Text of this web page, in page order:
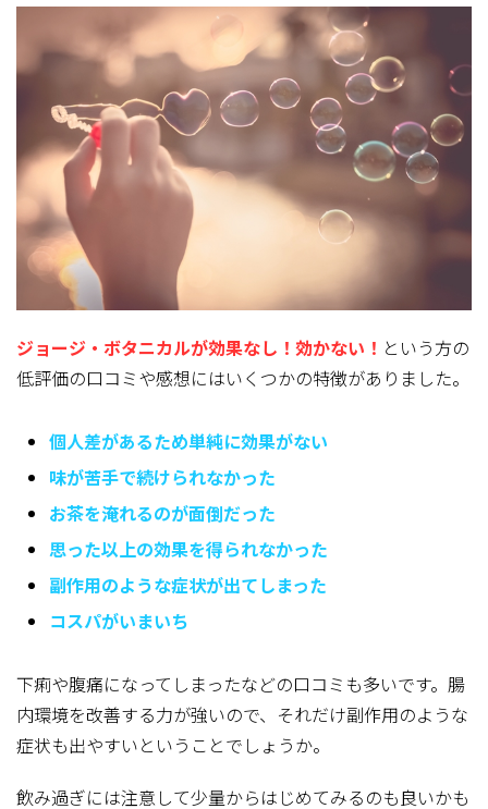
ジョージ・ボタニカルが効果なし！効かない！ という方の
低評価の口コミや感想にはいくつかの特徴がありました。
個人差があるため単純に効果がない
味が苦手で続けられなかった
お茶を淹れるのが面倒だった
思った以上の効果を得られなかった
副作用のような症状が出てしまった
コスパがいまいち
下痢や腹痛になってしまったなどの口コミも多いです。腸
内環境を改善する力が強いので、それだけ副作用のような
症状も出やすいということでしょうか。
飲み過ぎには注意して少量からはじめてみるのも良いかも